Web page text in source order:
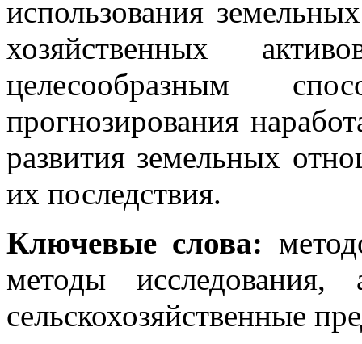
использования
хозяйственных
целесообразным
прогнозирования
развития земельных
их последствия.
Ключевые слова:
методы исследования,
сельскохозяйственные